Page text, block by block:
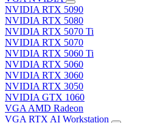
NVIDIA RTX 5090
NVIDIA RTX 5080
NVIDIA RTX 5070 Ti
NVIDIA RTX 5070
NVIDIA RTX 5060 Ti
NVIDIA RTX 5060
NVIDIA RTX 3060
NVIDIA RTX 3050
NVIDIA GTX 1060
VGA AMD Radeon
VGA RTX AI Workstation